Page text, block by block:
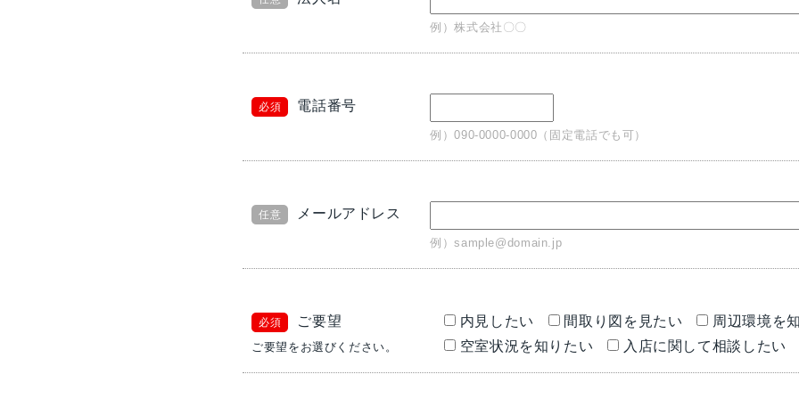
例）株式会社〇〇
必須 電話番号
例）090-0000-0000（固定電話でも可）
任意 メールアドレス
例）sample@domain.jp
必須 ご要望
ご要望をお選びください。
内見したい 間取り図を見たい
周辺環境を
空室状況を知りたい
入店に関して相談したい